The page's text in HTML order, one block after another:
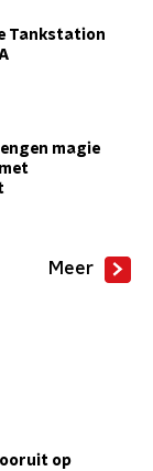
Tankstation
magie
Meer
op